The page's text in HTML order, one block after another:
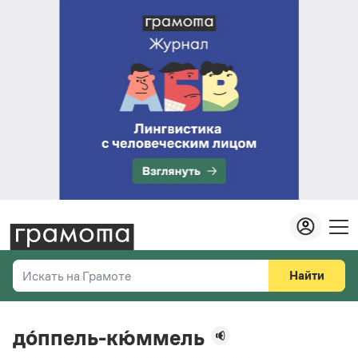
Искать на Грамоте
Справочная служба
Найти
до́ппель-кю́ммель